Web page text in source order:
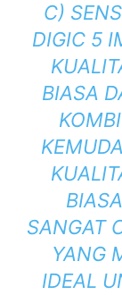
C)
DIGIC 5
BIASA
SANGAT
YANG
IDEAL